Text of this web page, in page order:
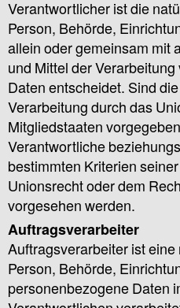
Verantwortlicher ist die
Person, Behörde,
allein oder gemeinsam mit
und Mittel der
Daten entscheidet. Sind
Verarbeitung durch das
Mitgliedstaaten
Verantwortliche
bestimmten Kriterien
Unionsrecht oder dem
vorgesehen werden.
Auftragsverarbeiter
Auftragsverarbeiter ist
Person, Behörde,
personenbezogene Daten